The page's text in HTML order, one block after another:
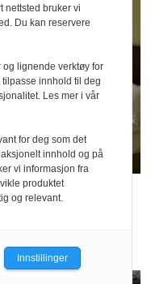
for
nettsted bruker vi
Du kan reservere
og lignende verktøy for
innhold til deg
Les mer i vår
for deg som det
innhold og på
vi informasjon fra
produktet
og relevant.
Innstillinger